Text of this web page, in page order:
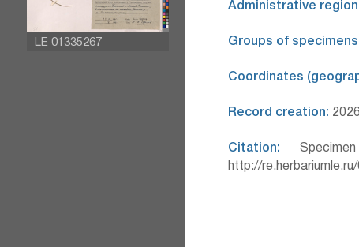
LE 01335267
Administrative
Groups of
Coordinates
Record creation:
Citation:
http://